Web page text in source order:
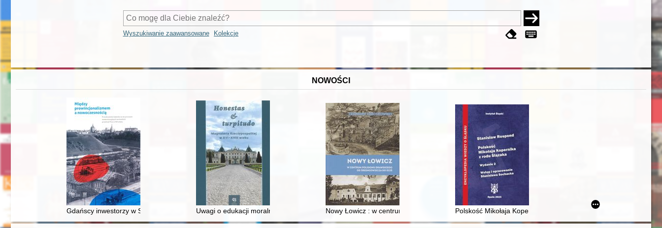
Wyszukiwanie zaawansowane Kolekcje
NOWOŚCI
Gdańscy inwestorzy w Sopocie : prestiż finansowy i towarzyski lokalnego mieszczaństwa w 2. poł. XIX w
Uwagi o edukacji moralnej synów szlacheckich w XVI-wiecznej Rzeczypospolitej
Nowy Łowicz : w centrum poligonu drawskiego od średniowiecza do dziś
Polskość Mikołaja Kopernika z rodu Ślązaka